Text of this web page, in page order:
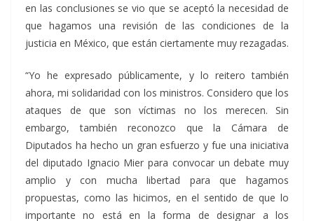
en las conclusiones se vio que se aceptó la necesidad de
que hagamos una revisión de las condiciones de la
justicia en México, que están ciertamente muy rezagadas.
“Yo he expresado públicamente, y lo reitero también
ahora, mi solidaridad con los ministros. Considero que los
ataques de que son víctimas no los merecen. Sin
embargo, también reconozco que la Cámara de
Diputados ha hecho un gran esfuerzo y fue una iniciativa
del diputado Ignacio Mier para convocar un debate muy
amplio y con mucha libertad para que hagamos
propuestas, como las hicimos, en el sentido de que lo
importante no está en la forma de designar a los